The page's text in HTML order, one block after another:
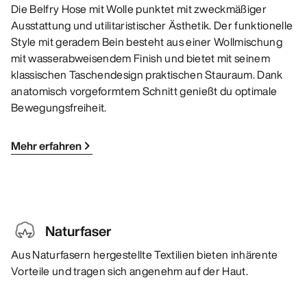
Die Belfry Hose mit Wolle punktet mit zweckmäßiger
Ausstattung und utilitaristischer Ästhetik. Der funktionelle
Style mit geradem Bein besteht aus einer Wollmischung
mit wasserabweisendem Finish und bietet mit seinem
klassischen Taschendesign praktischen Stauraum. Dank
anatomisch vorgeformtem Schnitt genießt du optimale
Bewegungsfreiheit.
Mehr erfahren
Naturfaser
Aus Naturfasern hergestellte Textilien bieten inhärente
Vorteile und tragen sich angenehm auf der Haut.